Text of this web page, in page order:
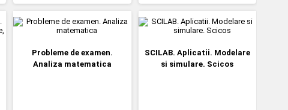
Probleme de examen.
Analiza matematica
SCILAB. Aplicatii. Modelare
si simulare. Scicos